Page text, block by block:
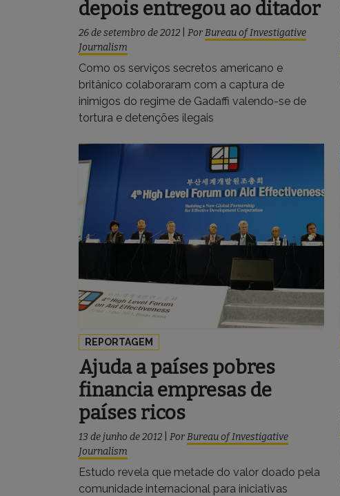
depois entregou ao ditador
26 de setembro de 2012 PorBureau of Investigative
Journalism
Como os serviços secretos americano e
britânico colaboraram com a captura de
inimigos do regime de Gadaffi valendo-se de
tortura e detenções ilegais
REPORTAGEM
Ajuda a países pobres
financia empresas de
países ricos
13 de junho de 2012 PorBureau of Investigative
Journalism
Estudo revela que metade do valor doado pela
comunidade internacional para iniciativas